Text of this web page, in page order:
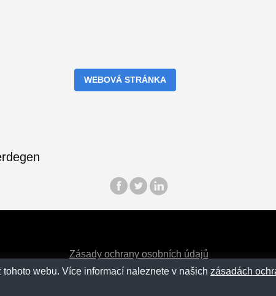
WEBOVÁ STRÁNKA
Zásady ochrany osobních údajů
Kontakt
webu. Více informací naleznete v našich zásadách